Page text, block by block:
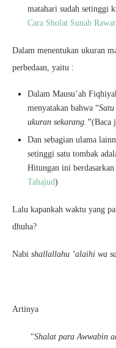
matahari sudah setinggi
Cara Sholat Sunah
Dalam menentukan ukuran
perbedaan, yaitu :
Dalam Mausu’ah
menyatakan bahwa “
ukuran sekarang.”(Baca
Dan sebagian ulama
setinggi satu tombak
Hitungan ini
Tahajud)
Lalu kapankah waktu yang
dhuha?
Nabi shallallahu ’alaihi wa
Artinya
“Shalat para Awwabin